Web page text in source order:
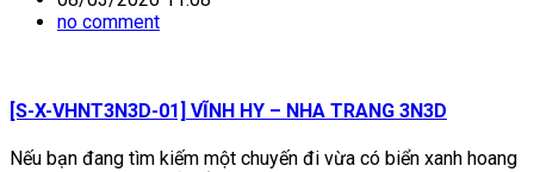
no comment
[S-X-VHNT3N3D-01] VĨNH HY – NHA TRANG 3N3D
Nếu bạn đang tìm kiếm một chuyến đi vừa có biển xanh hoang